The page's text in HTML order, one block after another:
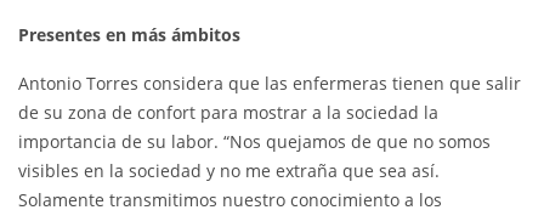
Presentes en más ámbitos
Antonio Torres considera que las enfermeras tienen que salir
de su zona de confort para mostrar a la sociedad la
importancia de su labor. “Nos quejamos de que no somos
visibles en la sociedad y no me extraña que sea así.
Solamente transmitimos nuestro conocimiento a los